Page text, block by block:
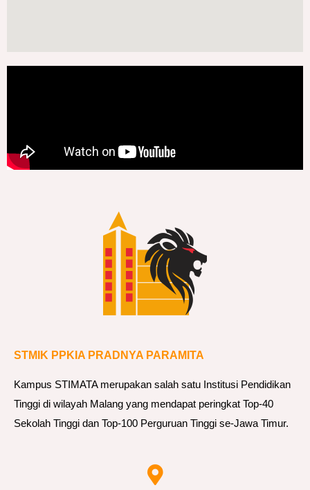
STMIK PPKIA PRADNYA PARAMITA
Kampus STIMATA merupakan salah satu Institusi Pendidikan
Tinggi di wilayah Malang yang mendapat peringkat Top-40
Sekolah Tinggi dan Top-100 Perguruan Tinggi se-Jawa Timur.